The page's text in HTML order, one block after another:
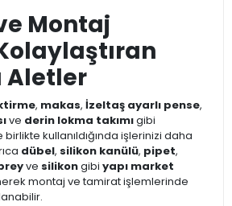
Montaj
Aletler
, makas, İzeltaş ayarlı pense,
ve derin lokma takımıgibi
kullanıldığında işlerinizi daha
dübel, silikon kanülü, pipet,
ve silikongibi yapı market
montaj ve tamirat işlemlerinde